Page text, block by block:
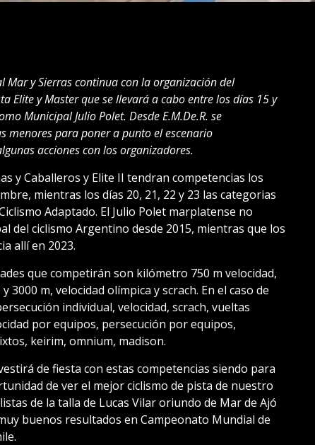
Mar y Sierras continua con la organización del
Elite y Master que se llevará a cabo entre los días 15 y
Municipal Julio Polet. Desde E.M.De.R. se
menores para poner a punto el escenario
acciones con los organizadores.
y Caballeros y Elite II tendran competencias los
mientras los días 20, 21, 22 y 23 las categorias
Adaptado. El Julio Polet marplatense no
del ciclismo Argentino desde 2015, mientras que los
allí en 2023.
que competirán son kilómetro 750 m velocidad,
3000 m, velocidad olímpica y scrach. En el caso de
individual, velocidad, scrach, vueltas
por equipos, persecución por equipos,
keirim, omnium, madison.
de fiesta con estas competencias siendo para
de ver el mejor ciclismo de pista de nuestro
de la talla de Lucas Vilar oriundo de Mar de Ajó
buenos resultados en Campeonato Mundial de